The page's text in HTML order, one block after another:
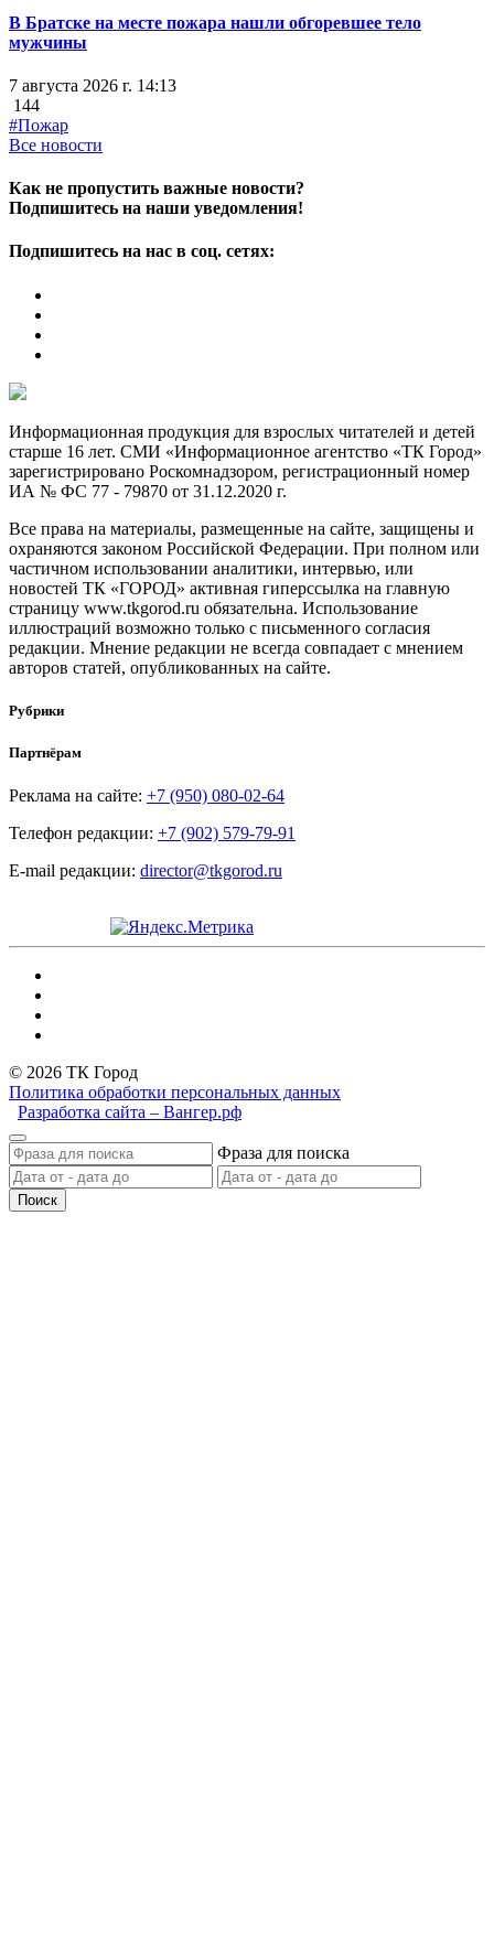
В Братске на месте пожара нашли обгоревшее тело
мужчины
7 августа 2026 г. 14:13
144
#Пожар
Все новости
Как не пропустить важные новости?
Подпишитесь на наши уведомления!
Подпишитесь на нас в соц. сетях:
Информационная продукция для взрослых читателей и детей
старше 16 лет. СМИ «Информационное агентство «ТК Город»
зарегистрировано Роскомнадзором, регистрационный номер
ИА № ФС 77 - 79870 от 31.12.2020 г.
Все права на материалы, размещенные на сайте, защищены и
охраняются законом Российской Федерации. При полном или
частичном использовании аналитики, интервью, или
новостей ТК «ГОРОД» активная гиперссылка на главную
страницу www.tkgorod.ru обязательна. Использование
иллюстраций возможно только с письменного согласия
редакции. Мнение редакции не всегда совпадает с мнением
авторов статей, опубликованных на сайте.
Рубрики
Партнёрам
Реклама на сайте: +7 (950) 080-02-64
Телефон редакции: +7 (902) 579-79-91
E-mail редакции: director@tkgorod.ru
© 2026 ТК Город
Политика обработки персональных данных
Разработка сайта – Вангер.рф
Фраза для поиска
Поиск